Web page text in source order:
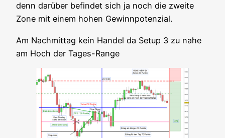
denn dar­über befin­det sich ja noch die zwei­te
Zone mit einem hohen Gewinnpotenzial.
Am Nach­mit­tag kein Han­del da Set­up 3 zu nahe
am Hoch der Tages-Range